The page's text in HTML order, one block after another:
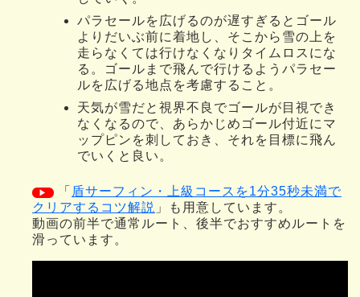
パラセールを広げるのが遅すぎるとゴール
よりだいぶ前に着地し、そこから雪の上を
走らなくては行けなくなりタイムロスにな
る。ゴールまで飛んで行けるようパラセー
ルを広げる地点を考慮すること。
天気が雪だと視界不良でゴールが目視でき
なくなるので、あらかじめゴール付近にマ
ップピンを刺しておき、それを目標に飛ん
でいくと良い。
▶ 「 盾サーフィン・上級コースを1分35秒未満で
クリアするコツ解説 」も用意しています。
動画の前半で通常ルート、後半でおすすめルートを
滑っています。